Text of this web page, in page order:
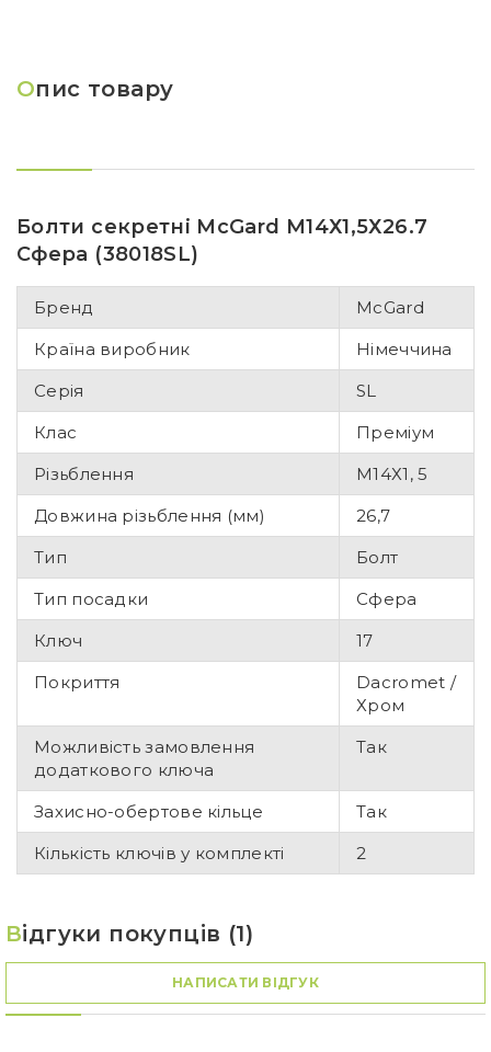
Опис товару
Болти секретні McGard М14Х1,5Х26.7
Сфера (38018SL)
Бренд
McGard
Країна виробник
Німеччина
Серія
SL
Клас
Преміум
Різьблення
М14Х1, 5
Довжина різьблення (мм)
26,7
Тип
Болт
Тип посадки
Сфера
Ключ
17
Покриття
Dacromet /
Хром
Можливість замовлення
додаткового ключа
Так
Захисно-обертове кільце
Так
Кількість ключів у комплекті
2
Відгуки покупців (1)
НАПИСАТИ ВІДГУК